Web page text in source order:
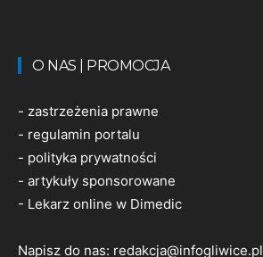
O NAS | PROMOCJA
- zastrzeżenia prawne
- regulamin portalu
- polityka prywatności
- artykuły sponsorowane
- Lekarz online w Dimedic
Napisz do nas: redakcja@infogliwice.pl